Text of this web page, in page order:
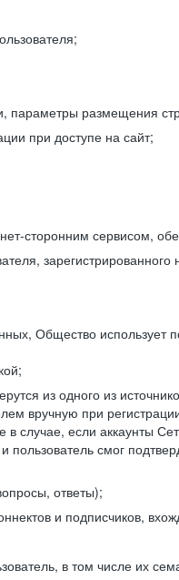
параметры размещения
при доступе на сайт;
сторонним сервисом,
зарегистрированного
Общество использует
из одного из
вручную при
случае, если аккаунты
смог
ответы);
и подписчиков,
в том числе их